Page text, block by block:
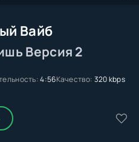
Вайб
Версия 2
4:56Качество: 320 kbps